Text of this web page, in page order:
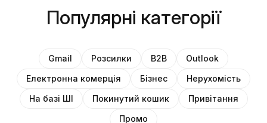
Популярні категорії
Gmail Розсилки B2B
Outlook
Електронна комерція
Бізнес
Нерухомість
На базі ШІ
Покинутий кошик
Привітання
Промо